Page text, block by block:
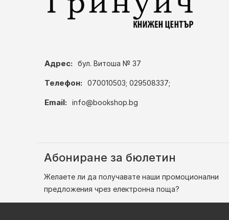
Адрес: бул. Витоша № 37
Телефон: 070010503; 029508337;
Email: info@bookshop.bg
Абониране за бюлетин
Желаете ли да получавате наши промоционални
предложения чрез електронна поща?